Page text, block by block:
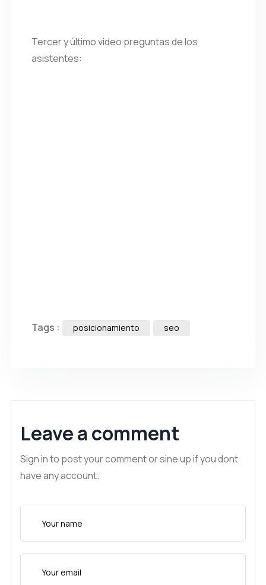
Tercer y último video preguntas de los
asistentes:
Tags : posicionamiento seo
Leave a comment
Sign in to post your comment or sine up if you dont
have any account.